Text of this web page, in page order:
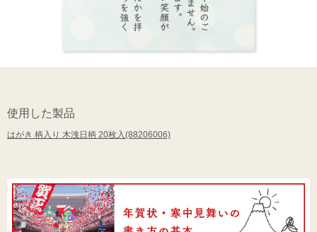
使用した製品
はがき 柄入り 木洩日柄 20枚入(88206006)